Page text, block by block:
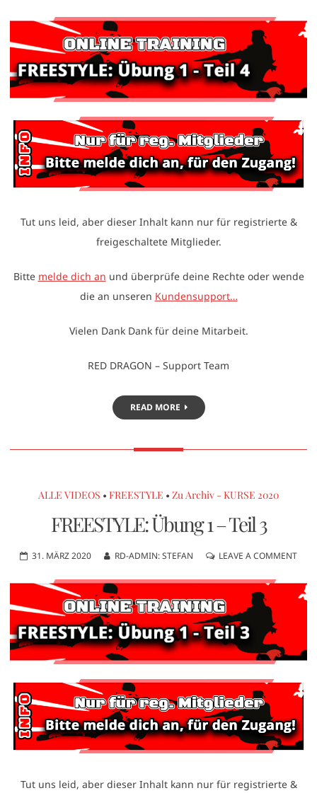
Tut uns leid, aber dieser Inhalt kann nur für registrierte &
freigeschaltete Mitglieder.
Bitte melde dich an und überprüfe deine Rechte oder wende
die an unseren Kundensupport…
Vielen Dank Dank für deine Mitarbeit.
RED DRAGON – Support Team
READ MORE
ALLE VIDEOS • FREESTYLE • Zu Archiv - KURSE 2020
FREESTYLE: Übung 1 – Teil 3
31. MÄRZ 2020 RD-ADMIN: STEFAN LEAVE A COMMENT
Tut uns leid, aber dieser Inhalt kann nur für registrierte &